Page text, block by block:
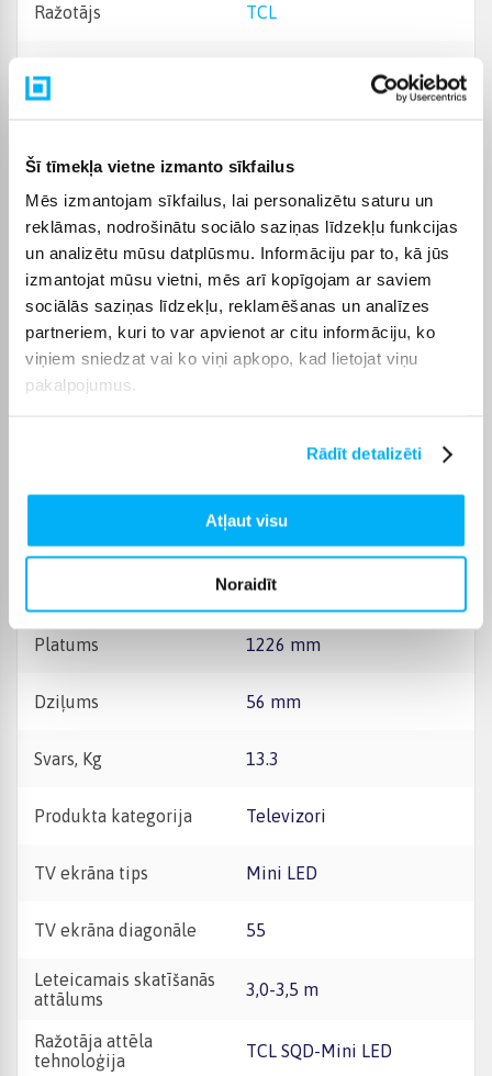
Šī tīmekļa vietne izmanto sīkfailus
Mēs izmantojam sīkfailus, lai personalizētu saturu un
reklāmas, nodrošinātu sociālo saziņas līdzekļu funkcijas
un analizētu mūsu datplūsmu. Informāciju par to, kā jūs
izmantojat mūsu vietni, mēs arī kopīgojam ar saviem
sociālās saziņas līdzekļu, reklamēšanas un analīzes
partneriem, kuri to var apvienot ar citu informāciju, ko
viņiem sniedzat vai ko viņi apkopo, kad lietojat viņu
pakalpojumus.
Rādīt detalizēti
Atļaut visu
Noraidīt
Ražotājs TCL
4K UHD (3840×2160)
Enerģijas klase
HDMI savienotājs
USB savienojums 1
Audio sistēma Dolby Atmos
710 mm
Augstums ar kājiņām, mm 760
Platums 1226 mm
Dziļums 56 mm
Svars, Kg 13.3
Produkta kategorija Televizori
TV ekrāna tips Mini LED
TV ekrāna diagonāle 55
Leteicamais skatīšanās
attālums
3,0-3,5 m
Ražotāja attēla
tehnoloģija
TCL SQD-Mini LED